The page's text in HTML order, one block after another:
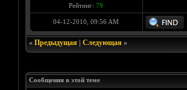
Рейтинг: 79
04-12-2010, 09:56 AM
« Предыдущая| Следующая»
Сообщения в этой теме